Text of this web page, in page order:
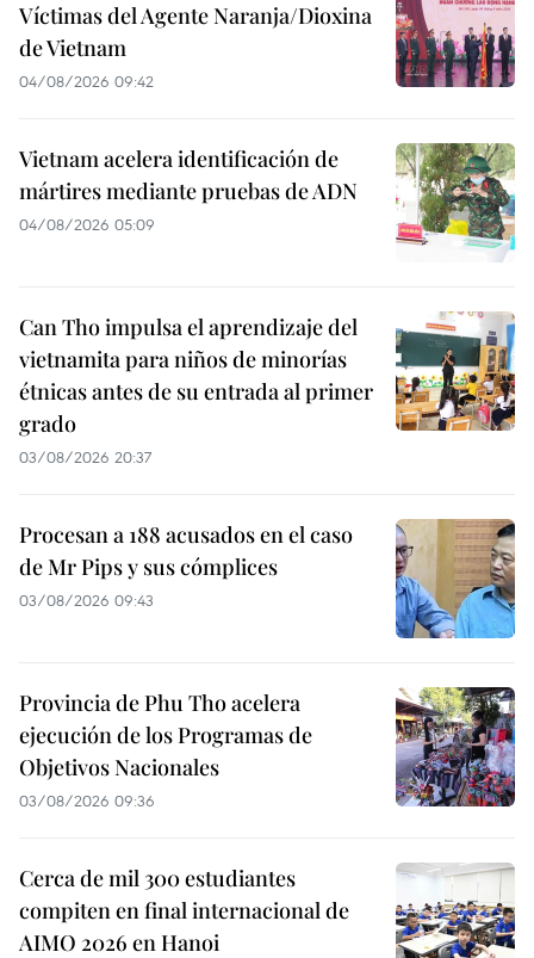
Víctimas del Agente Naranja/Dioxina
de Vietnam
04/08/2026 09:42
Vietnam acelera identificación de
mártires mediante pruebas de ADN
04/08/2026 05:09
Can Tho impulsa el aprendizaje del
vietnamita para niños de minorías
étnicas antes de su entrada al primer
grado
03/08/2026 20:37
Procesan a 188 acusados en el caso
de Mr Pips y sus cómplices
03/08/2026 09:43
Provincia de Phu Tho acelera
ejecución de los Programas de
Objetivos Nacionales
03/08/2026 09:36
Cerca de mil 300 estudiantes
compiten en final internacional de
AIMO 2026 en Hanoi